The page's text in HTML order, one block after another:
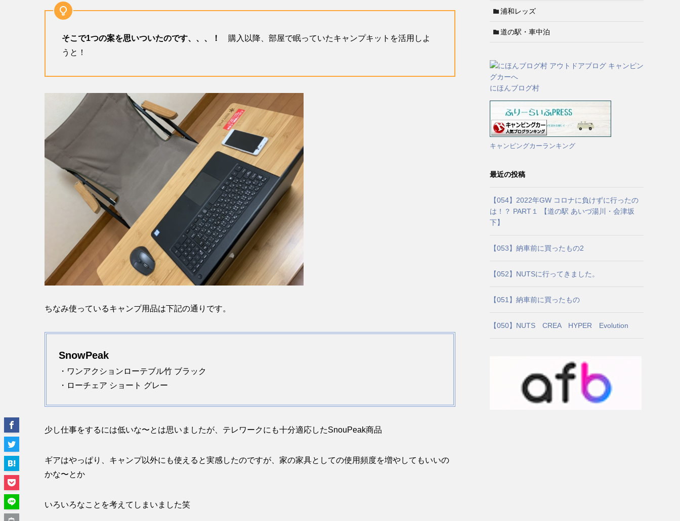
そこで1つの案を思いついたのです、、、！
購入以降、部屋で眠っていたキャンプキットを活用しよ
うと！
ちなみ使っているキャンプ用品は下記の通りです。
SnowPeak
・ワンアクションローテブル竹 ブラック
・ローチェア ショート グレー
少し仕事をするには低いな〜とは思いましたが、テレワークにも十分適応したSnouPeak商品
ギアはやっぱり、キャンプ以外にも使えると実感したのですが、家の家具としての使用頻度を増やしてもいいの
かな〜とか
いろいろなことを考えてしまいました笑
浦和レッズ
道の駅・車中泊
にほんブログ村
キャンピングカーランキング
最近の投稿
【054】2022年GW コロナに負けずに行ったの
は！？ PART１ 【道の駅 あいづ湯川・会津坂
下】
【053】納車前に買ったもの2
【052】NUTSに行ってきました。
【051】納車前に買ったもの
【050】NUTS CREA HYPER Evolution